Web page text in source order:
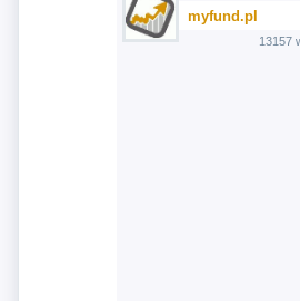
myfund.pl
13157